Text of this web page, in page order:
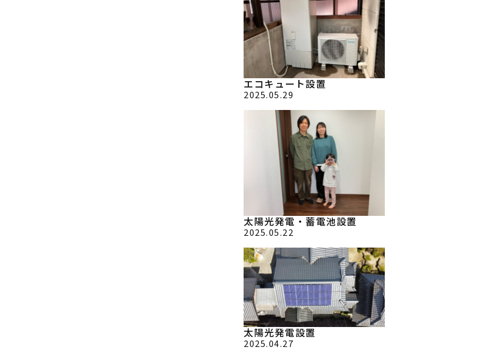
エコキュート設置
2025.05.29
太陽光発電・蓄電池設置
2025.05.22
太陽光発電設置
2025.04.27